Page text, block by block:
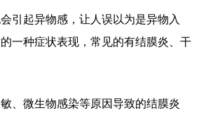
起异物感，让人误以为是异物入
一种症状表现，常见的有结膜炎、干
微生物感染等原因导致的结膜炎